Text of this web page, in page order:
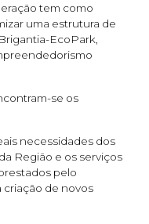
tem como
uma estrutura de
EcoPark,
se os
necessidades dos
Região e os serviços
pelo
de novos